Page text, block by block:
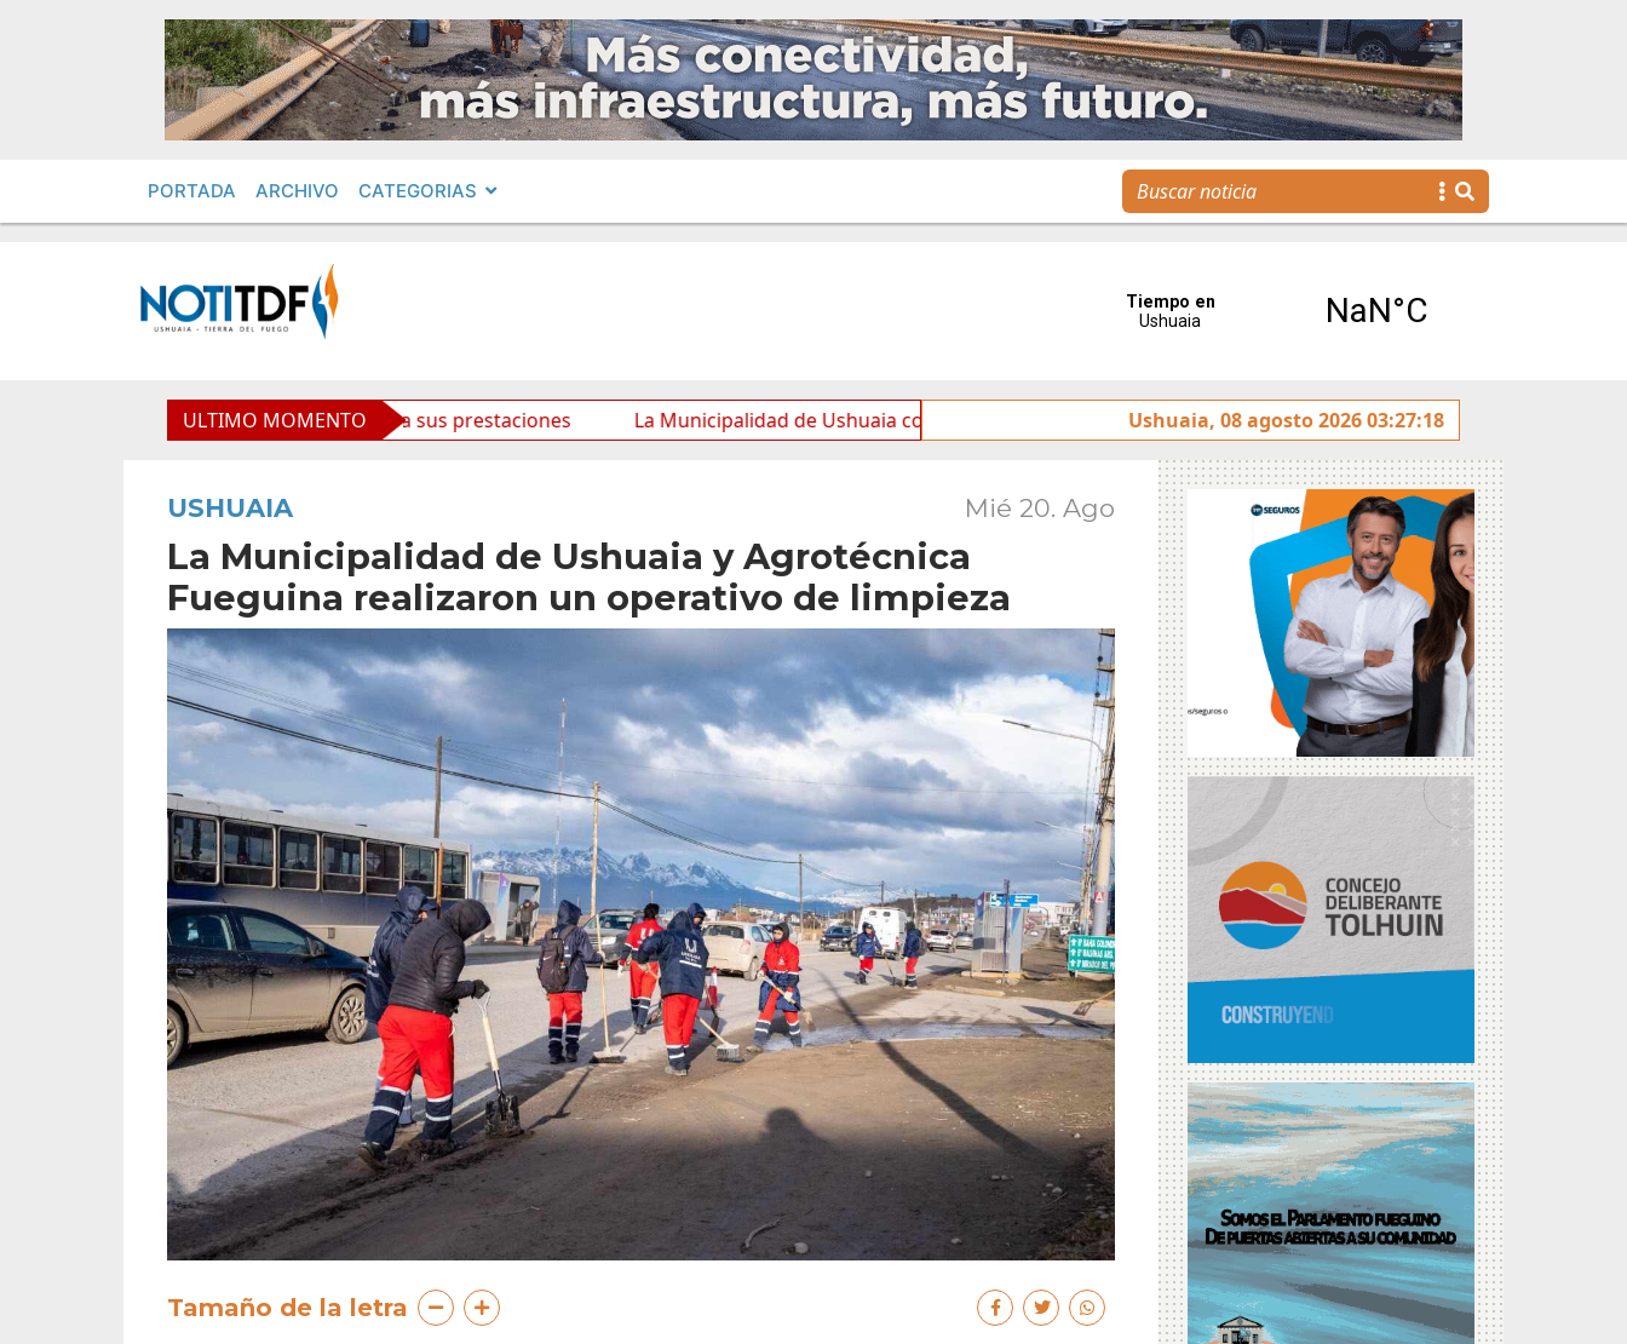
PORTADA ARCHIVO CATEGORIAS
ULTIMO MOMENTO
Laboratorio Municipal y mejora sus prestaciones La Municipalidad de Ushuaia continúa con las tareas de mantenimiento y rotulado sobre la avenida Héroes de
Ushuaia, 08 agosto 2026 03:27:18
USHUAIA Mié 20. Ago
La Municipalidad de Ushuaia y Agrotécnica
Fueguina realizaron un operativo de limpieza
Tamaño de la letra